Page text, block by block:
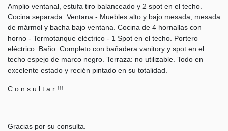
Amplio ventanal, estufa tiro balanceado y 2 spot en el techo.
Cocina separada: Ventana - Muebles alto y bajo mesada, mesada
de mármol y bacha bajo ventana. Cocina de 4 hornallas con
horno - Termotanque eléctrico - 1 Spot en el techo. Portero
eléctrico. Baño: Completo con bañadera vanitory y spot en el
techo espejo de marco negro. Terraza: no utilizable. Todo en
excelente estado y recién pintado en su totalidad.
C o n s u l t a r !!!
Gracias por su consulta.